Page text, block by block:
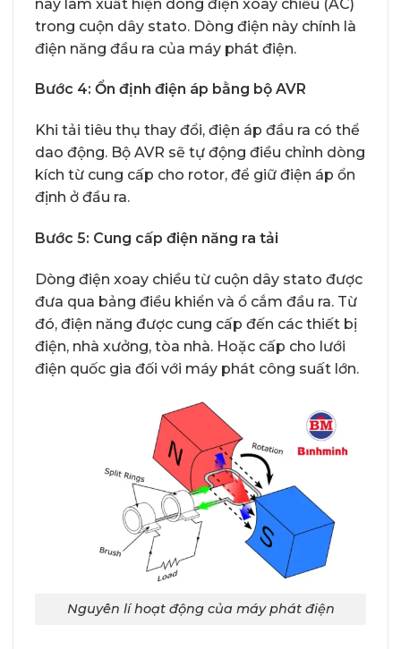
này làm xuất hiện dòng điện xoay chiều (AC)
trong cuộn dây stato. Dòng điện này chính là
điện năng đầu ra của máy phát điện.
Bước 4: Ổn định điện áp bằng bộ AVR
Khi tải tiêu thụ thay đổi, điện áp đầu ra có thể
dao động. Bộ AVR sẽ tự động điều chỉnh dòng
kích từ cung cấp cho rotor, để giữ điện áp ổn
định ở đầu ra.
Bước 5: Cung cấp điện năng ra tải
Dòng điện xoay chiều từ cuộn dây stato được
đưa qua bảng điều khiển và ổ cắm đầu ra. Từ
đó, điện năng được cung cấp đến các thiết bị
điện, nhà xưởng, tòa nhà. Hoặc cấp cho lưới
điện quốc gia đối với máy phát công suất lớn.
Nguyên lí hoạt động của máy phát điện